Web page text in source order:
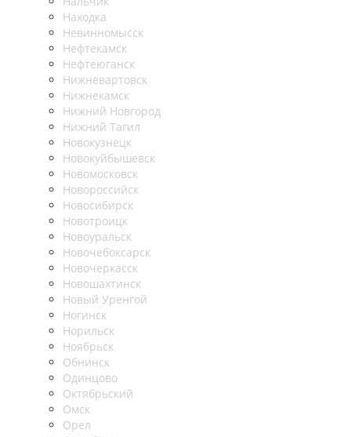
Находка
Невинномысск
Нефтекамск
Нефтеюганск
Нижневартовск
Нижнекамск
Нижний Новгород
Нижний Тагил
Новокузнецк
Новокуйбышевск
Новомосковск
Новороссийск
Новосибирск
Новотроицк
Новоуральск
Новочебоксарск
Новочеркасск
Новошахтинск
Новый Уренгой
Ногинск
Норильск
Ноябрьск
Обнинск
Одинцово
Октябрьский
Омск
Орел